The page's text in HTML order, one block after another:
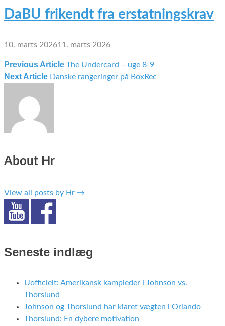
DaBU frikendt fra erstatningskrav
10. marts 202611. marts 2026
Indlægsnavigation
Previous Article The Undercard – uge 8-9
Next Article Danske rangeringer på BoxRec
About Hr
View all posts by Hr →
Seneste indlæg
Uofficielt: Amerikansk kampleder i Johnson vs.
Thorslund
Johnson og Thorslund har klaret vægten i Orlando
Thorslund: En dybere motivation